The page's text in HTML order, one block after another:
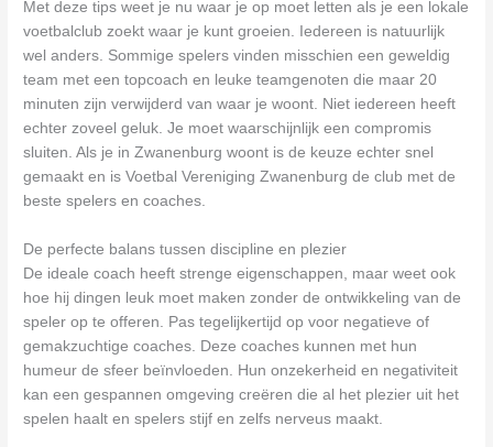
Met deze tips weet je nu waar je op moet letten als je een lokale
voetbalclub zoekt waar je kunt groeien. Iedereen is natuurlijk
wel anders. Sommige spelers vinden misschien een geweldig
team met een topcoach en leuke teamgenoten die maar 20
minuten zijn verwijderd van waar je woont. Niet iedereen heeft
echter zoveel geluk. Je moet waarschijnlijk een compromis
sluiten. Als je in Zwanenburg woont is de keuze echter snel
gemaakt en is Voetbal Vereniging Zwanenburg de club met de
beste spelers en coaches.
De perfecte balans tussen discipline en plezier
De ideale coach heeft strenge eigenschappen, maar weet ook
hoe hij dingen leuk moet maken zonder de ontwikkeling van de
speler op te offeren. Pas tegelijkertijd op voor negatieve of
gemakzuchtige coaches. Deze coaches kunnen met hun
humeur de sfeer beïnvloeden. Hun onzekerheid en negativiteit
kan een gespannen omgeving creëren die al het plezier uit het
spelen haalt en spelers stijf en zelfs nerveus maakt.